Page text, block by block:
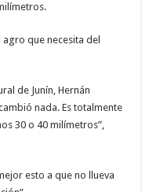
que necesita del
de Junín, Hernán
nada. Es totalmente
30 o 40 milímetros”,
esto a que no llueva